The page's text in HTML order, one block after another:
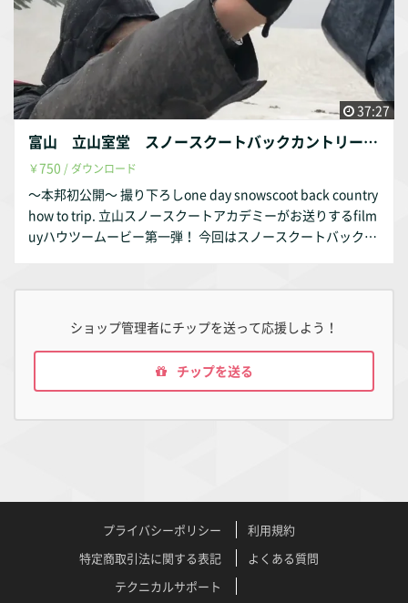
37:27
富山 立山室堂 スノースクートバックカントリー 初級編
￥750 / ダウンロード
〜本邦初公開〜 撮り下ろしone day snowscoot back country
how to trip. 立山スノースクートアカデミーがお送りするfilm
uyハウツームービー第一弾！ 今回はスノースクートバックカ
ってみたい方から リアルなスノースクートバックカントリー
トリップを 滑り手目線で楽しみたい方まで TOOLATESPORTS
＆立山アカデミーの大住、有岡の二人が 楽しく、時にシリア
機関のスクート乗車方法など滑走以外にも 参考になるシーン
オススメハウツーですよ。 約37分 製作：2018年 立山スノー
スクートアカデミー,toolatesports
ショップ管理者にチップを送って応援しよう！
チップを送る
プライバシーポリシー
利用規約
特定商取引法に関する表記
よくある質問
テクニカルサポート